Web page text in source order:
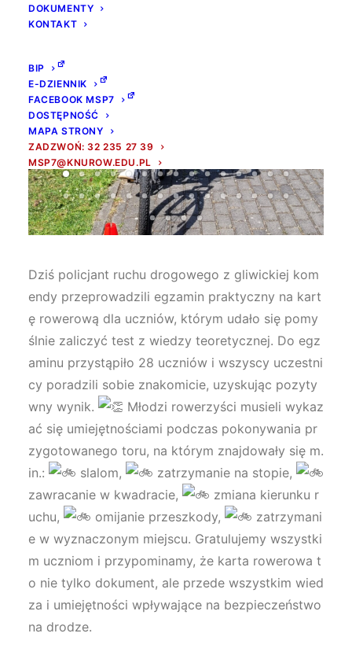
DOKUMENTY
KONTAKT
BIP
E-DZIENNIK
FACEBOOK MSP7
DOSTĘPNOŚĆ
MAPA STRONY
ZADZWOŃ: 32 235 27 39
MSP7@KNUROW.EDU.PL
Dziś policjant ruchu drogowego z gliwickiej kom
endy przeprowadzili egzamin praktyczny na kart
ę rowerową dla uczniów, którym udało się pomy
ślnie zaliczyć test z wiedzy teoretycznej. Do egz
aminu przystąpiło 28 uczniów i wszyscy uczestni
cy poradzili sobie znakomicie, uzyskując pozyty
wny wynik.
Młodzi rowerzyści musieli wykaz
ać się umiejętnościami podczas pokonywania pr
zygotowanego toru, na którym znajdowały się m.
in.:
slalom,
zatrzymanie na stopie,
zawracanie w kwadracie,
zmiana kierunku r
uchu,
omijanie przeszkody,
zatrzymani
e w wyznaczonym miejscu. Gratulujemy wszystki
m uczniom i przypominamy, że karta rowerowa t
o nie tylko dokument, ale przede wszystkim wied
za i umiejętności wpływające na bezpieczeństwo
na drodze.